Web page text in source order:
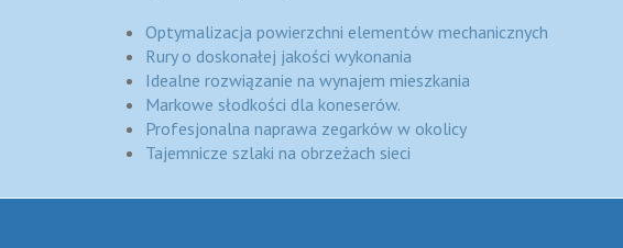
Optymalizacja powierzchni elementów mechanicznych
Rury o doskonałej jakości wykonania
Idealne rozwiązanie na wynajem mieszkania
Markowe słodkości dla koneserów.
Profesjonalna naprawa zegarków w okolicy
Tajemnicze szlaki na obrzeżach sieci